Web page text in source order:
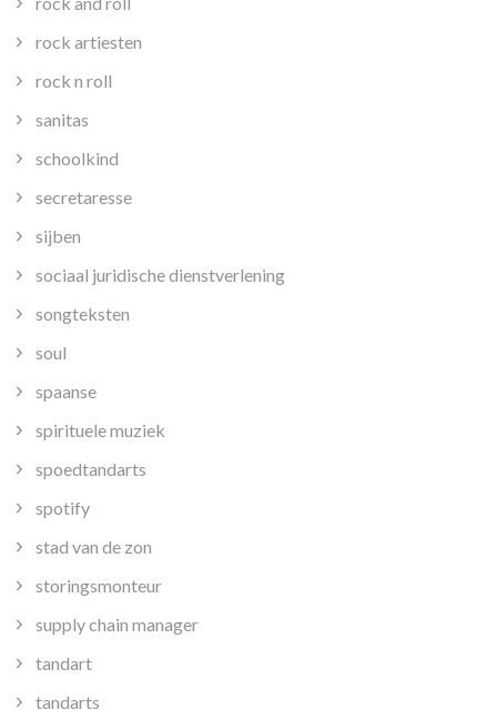
rock artiesten
rock n roll
sanitas
schoolkind
secretaresse
sijben
sociaal juridische dienstverlening
songteksten
soul
spaanse
spirituele muziek
spoedtandarts
spotify
stad van de zon
storingsmonteur
supply chain manager
tandart
tandarts